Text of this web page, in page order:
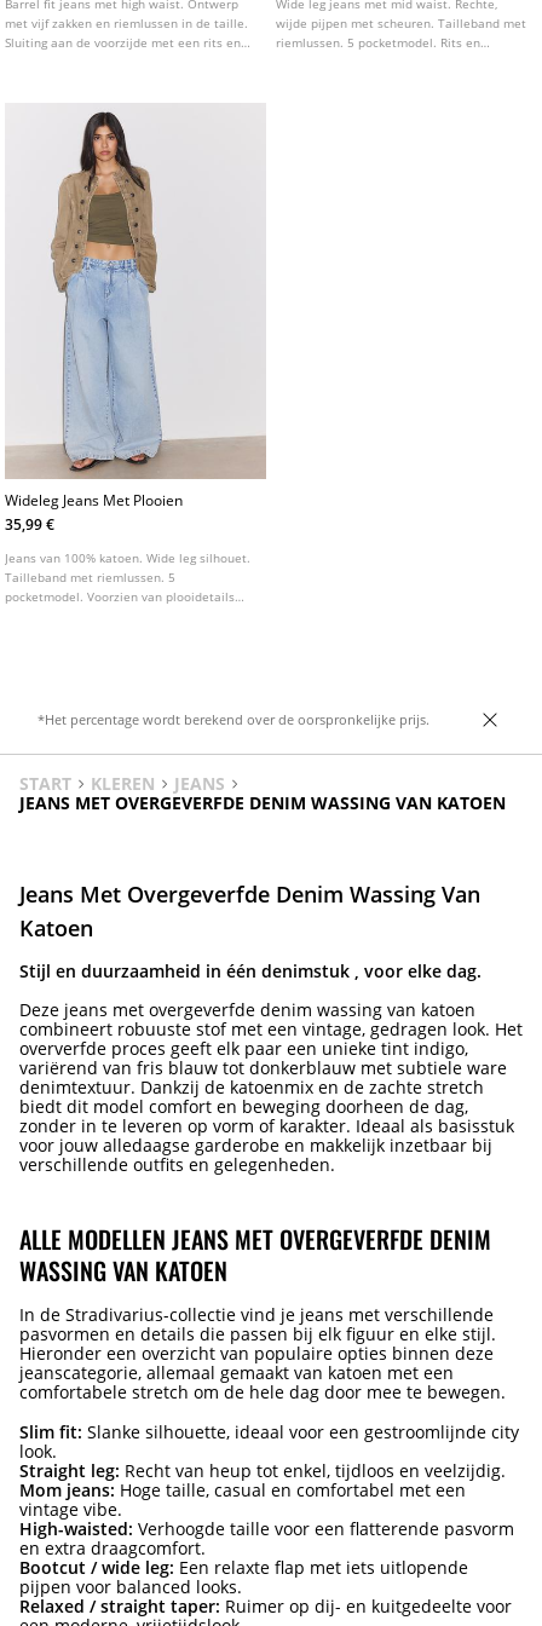
Barrel fit jeans met high waist. Ontwerp
met vijf zakken en riemlussen in de taille.
Sluiting aan de voorzijde met een rits en
Wide leg jeans met mid waist. Rechte,
wijde pijpen met scheuren. Tailleband met
riemlussen. 5 pocketmodel. Rits en
Wideleg Jeans Met Plooien
35,99 €
Jeans van 100% katoen. Wide leg silhouet.
Tailleband met riemlussen. 5
pocketmodel. Voorzien van plooidetails
*Het percentage wordt berekend over de oorspronkelijke prijs.
START KLEREN
JEANS
JEANS MET OVERGEVERFDE DENIM WASSING VAN KATOEN
Jeans Met Overgeverfde Denim Wassing Van
Katoen
Stijl en duurzaamheid in één denimstuk , voor elke dag.
Deze jeans met overgeverfde denim wassing van katoen
combineert robuuste stof met een vintage, gedragen look. Het
oververfde proces geeft elk paar een unieke tint indigo,
variërend van fris blauw tot donkerblauw met subtiele ware
denimtextuur. Dankzij de katoenmix en de zachte stretch
biedt dit model comfort en beweging doorheen de dag,
zonder in te leveren op vorm of karakter. Ideaal als basisstuk
voor jouw alledaagse garderobe en makkelijk inzetbaar bij
verschillende outfits en gelegenheden.
ALLE MODELLEN JEANS MET OVERGEVERFDE DENIM
WASSING VAN KATOEN
In de Stradivarius-collectie vind je jeans met verschillende
pasvormen en details die passen bij elk figuur en elke stijl.
Hieronder een overzicht van populaire opties binnen deze
jeanscategorie, allemaal gemaakt van katoen met een
comfortabele stretch om de hele dag door mee te bewegen.
Slim fit: Slanke silhouette, ideaal voor een gestroomlijnde city
look.
Straight leg: Recht van heup tot enkel, tijdloos en veelzijdig.
Mom jeans: Hoge taille, casual en comfortabel met een
vintage vibe.
High-waisted: Verhoogde taille voor een flatterende pasvorm
en extra draagcomfort.
Bootcut / wide leg: Een relaxte flap met iets uitlopende
pijpen voor balanced looks.
Relaxed / straight taper: Ruimer op dij- en kuitgedeelte voor